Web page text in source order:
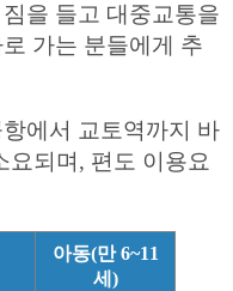
을 들고 대중교통을
가는 분들에게 추
에서 교토역까지 바
요되며, 편도 이용요
아동(만 6~11
세)